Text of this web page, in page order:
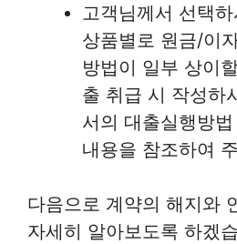
고객님께서 선택
상품별로 원금/이
방법이 일부 상이
출 취급 시 작성하
서의 대출실행방
내용을 참조하여
다음으로 계약의 해지와
자세히 알아보도록 하겠